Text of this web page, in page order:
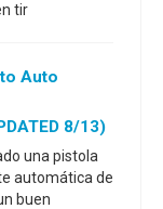
tir
Auto
8/13)
una pistola
automática de
buen